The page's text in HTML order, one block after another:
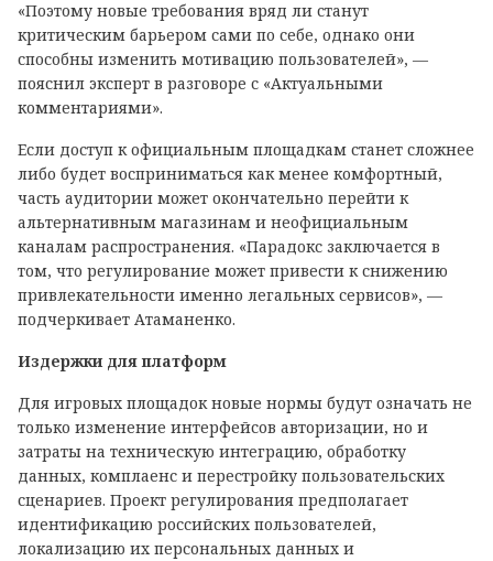
«Поэтому новые требования вряд ли станут
критическим барьером сами по себе, однако они
способны изменить мотивацию пользователей», —
пояснил эксперт в разговоре с «Актуальными
комментариями».
Если доступ к официальным площадкам станет сложнее
либо будет восприниматься как менее комфортный,
часть аудитории может окончательно перейти к
альтернативным магазинам и неофициальным
каналам распространения. «Парадокс заключается в
том, что регулирование может привести к снижению
привлекательности именно легальных сервисов», —
подчеркивает Атаманенко.
Издержки для платформ
Для игровых площадок новые нормы будут означать не
только изменение интерфейсов авторизации, но и
затраты на техническую интеграцию, обработку
данных, комплаенс и перестройку пользовательских
сценариев. Проект регулирования предполагает
идентификацию российских пользователей,
локализацию их персональных данных и